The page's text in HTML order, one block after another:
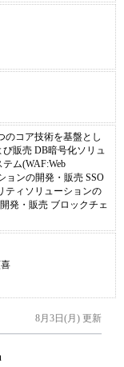
のコア技術を基盤とし
販売 DB暗号化ソリュ
ム(WAF:Web
ョンの開発・販売 SSO
ティソリューションの
発・販売 ブロックチェ
8月3日(月) 更新